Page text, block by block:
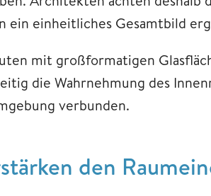
einheitliches Gesamtbild
mit großformatigen
die Wahrnehmung des
verbunden.
den